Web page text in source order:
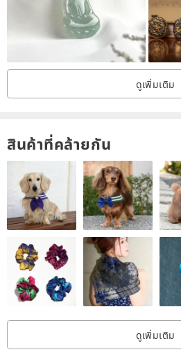
<Note to Customers>
－This is a made-to-order product,
days with holidays excluded.
－This product is handmade, and so
drying process. This cannot be counted
<Shipping Details>
－After receiving your payment, we will
days.
－For customers in mainland China,
(holidays excluded).
－For customers outside of mainland
Pinkoi message to check shipment times.
ดูเพิ่มเติม
สินค้าที่คล้ายกัน
ดูเพิ่มเติม